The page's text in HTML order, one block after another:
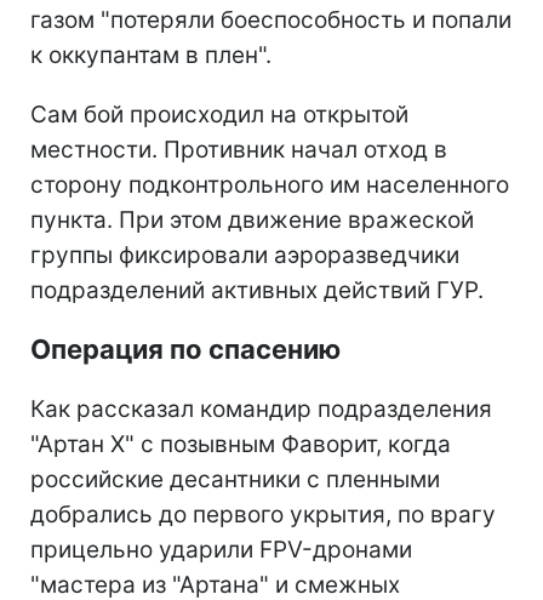
газом "потеряли боеспособность и попали
к оккупантам в плен".
Сам бой происходил на открытой
местности. Противник начал отход в
сторону подконтрольного им населенного
пункта. При этом движение вражеской
группы фиксировали аэроразведчики
подразделений активных действий ГУР.
Операция по спасению
Как рассказал командир подразделения
"Артан Х" с позывным Фаворит, когда
российские десантники с пленными
добрались до первого укрытия, по врагу
прицельно ударили FPV-дронами
"мастера из "Артана" и смежных